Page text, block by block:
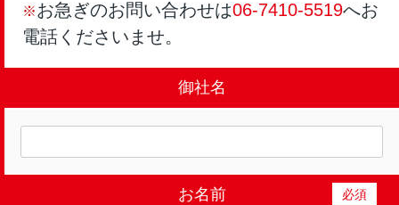
※ お急ぎのお問い合わせは06-7410-5519へお
電話くださいませ。
御社名
お名前 必須